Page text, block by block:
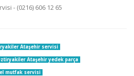
Ataşehir servisi
Ataşehir yedek parça
mutfak servisi